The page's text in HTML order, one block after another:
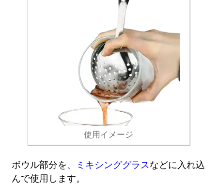
使用イメージ
ボウル部分を、 ミキシンググラスなどに入れ込
んで使用します。